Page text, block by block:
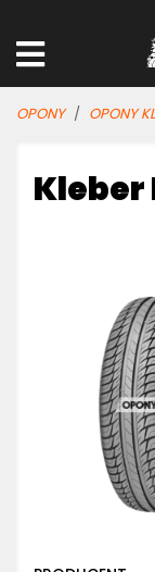
OPONY OPONY
Kleber